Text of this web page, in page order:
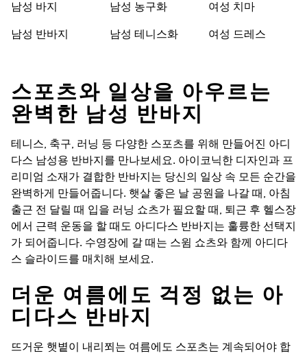
남성 바지
남성 반바지
남성 농구화
남성 테니스화
여성 치마
여성 드레스
스포츠와 일상을 아우르는
완벽한 남성 반바지
테니스, 축구, 러닝 등 다양한 스포츠를 위해 만들어진 아디
다스 남성용 반바지를 만나보세요. 아이코닉한 디자인과 프
리미엄 소재가 결합한 반바지는 당신의 일상 속 모든 순간을
완벽하게 만들어줍니다. 햇살 좋은 날 공원을 나갈 때, 아침
출근 전 달릴 때 입을 러닝 쇼츠가 필요할 때, 퇴근 후 헬스장
에서 근력 운동을 할 때도 아디다스 반바지는 훌륭한 선택지
가 되어줍니다. 수영장에 갈 때는 스윔 쇼츠와 함께 아디다
스 슬라이드를 매치해 보세요.
더운 여름에도 걱정 없는 아
디다스 반바지
뜨거운 햇볕이 내리쬐는 여름에도 스포츠는 계속되어야 합